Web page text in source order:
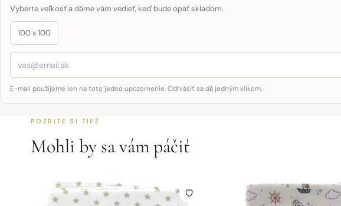
Vyberte veľkosť a dáme vám vedieť, keď bude opäť skladom.
100 x 100
E-mail použijeme len na toto jedno upozornenie. Odhlásiť sa dá jedným klikom.
POZRITE SI TIEŽ
Mohli by sa vám páčiť